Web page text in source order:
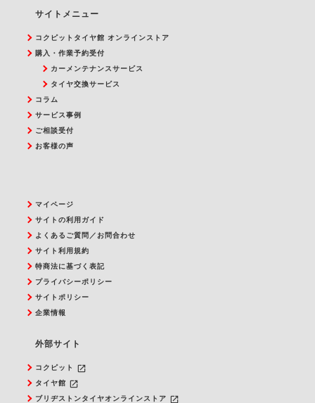
サイトメニュー
コクピットタイヤ館 オンラインストア
購入・作業予約受付
カーメンテナンスサービス
タイヤ交換サービス
コラム
サービス事例
ご相談受付
お客様の声
マイページ
サイトの利用ガイド
よくあるご質問／お問合わせ
サイト利用規約
特商法に基づく表記
プライバシーポリシー
サイトポリシー
企業情報
外部サイト
コクピット launch
タイヤ館 launch
ブリヂストンタイヤオンラインストア launch